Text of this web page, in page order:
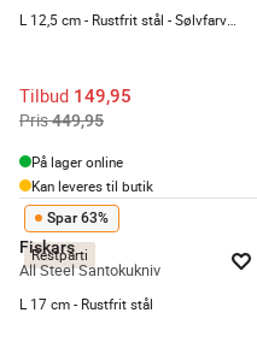
Tilbud 149,95
Pris449,95
På lager online
Kan leveres til butik
Restparti
Spar 63%
Fiskars
All Steel Santokukniv
L 17 cm - Rustfrit stål